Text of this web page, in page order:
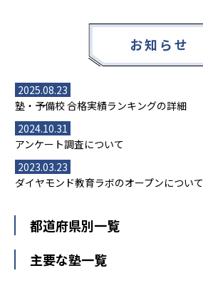
お知らせ
2025.08.23
塾・予備校 合格実績ランキングの詳細
2024.10.31
アンケート調査について
2023.03.23
ダイヤモンド教育ラボのオープンについて
都道府県別一覧
北海道・東北
主要な塾一覧